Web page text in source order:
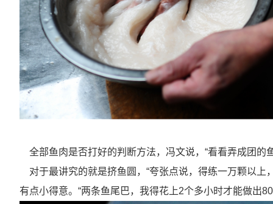
全部鱼肉是否打好的判断方法，冯文说，“看看弄成团的
对于最讲究的就是挤鱼圆，“夸张点说，得练一万颗以上
有点小得意。“两条鱼尾巴，我得花上2个多小时才能做出80